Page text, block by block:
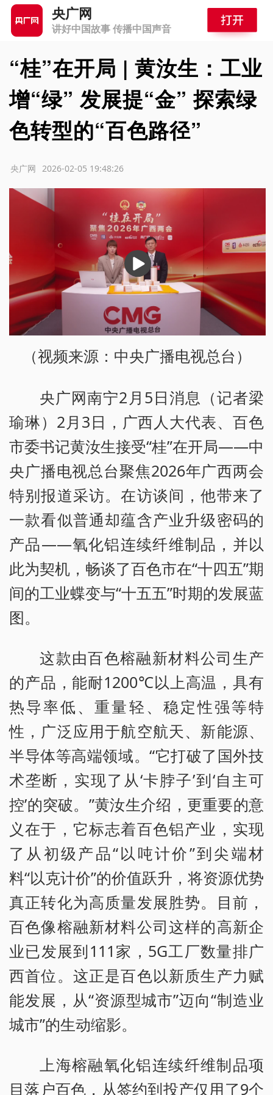
央广网
讲好中国故事 传播中国声音
“桂”在开局 | 黄汝生：工业
增“绿” 发展提“金” 探索绿
色转型的“百色路径”
2026-02-05 19:48:26
央广网
播
放
（视频来源：中央广播电视总台）
央广网南宁2月5日消息（记者梁
瑜琳）2月3日，广西人大代表、百色
市委书记黄汝生接受“桂”在开局——中
央广播电视总台聚焦2026年广西两会
特别报道采访。在访谈间，他带来了
一款看似普通却蕴含产业升级密码的
产品——氧化铝连续纤维制品，并以
此为契机，畅谈了百色市在“十四五”期
间的工业蝶变与“十五五”时期的发展蓝
图。
这款由百色榕融新材料公司生产
的产品，能耐1200℃以上高温，具有
热导率低、重量轻、稳定性强等特
性，广泛应用于航空航天、新能源、
半导体等高端领域。“它打破了国外技
术垄断，实现了从‘卡脖子’到‘自主可
控’的突破。”黄汝生介绍，更重要的意
义在于，它标志着百色铝产业，实现
了从初级产品“以吨计价”到尖端材
料“以克计价”的价值跃升，将资源优势
真正转化为高质量发展胜势。目前，
百色像榕融新材料公司这样的高新企
业已发展到111家，5G工厂数量排广
西首位。这正是百色以新质生产力赋
能发展，从“资源型城市”迈向“制造业
城市”的生动缩影。
上海榕融氧化铝连续纤维制品项
目落户百色，从签约到投产仅用了9个